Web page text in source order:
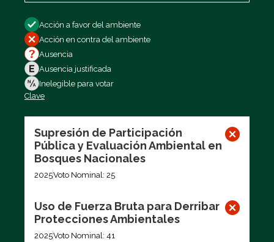
Filtrar por
Acción a favor del ambiente
Acción en contra del ambiente
Ausencia
Ausencia justificada
Inelegible para votar
Clave
Supresión de Participación
Pública y Evaluación Ambiental en
Bosques Nacionales
2025Voto Nominal: 25
Uso de Fuerza Bruta para Derribar
Protecciones Ambientales
2025Voto Nominal: 41